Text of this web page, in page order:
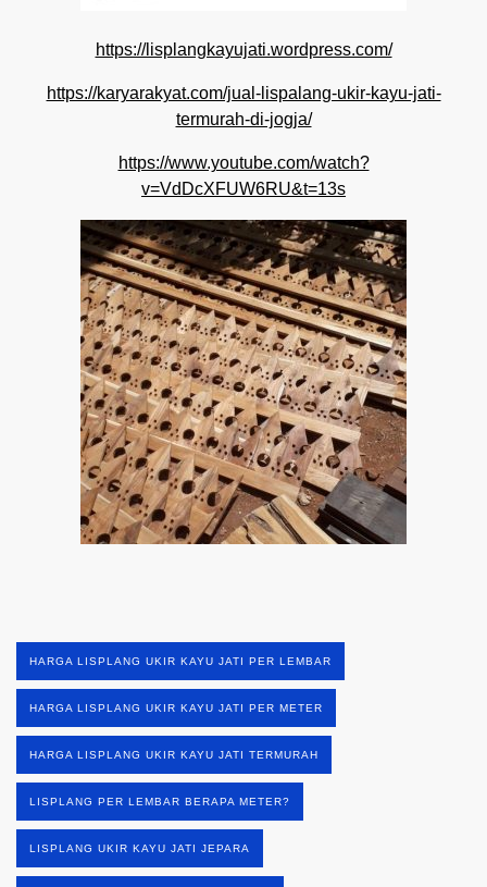
https://lisplangkayujati.wordpress.com/
https://karyarakyat.com/jual-lispalang-ukir-kayu-jati-
termurah-di-jogja/
https://www.youtube.com/watch?
v=VdDcXFUW6RU&t=13s
HARGA LISPLANG UKIR KAYU JATI PER LEMBAR
HARGA LISPLANG UKIR KAYU JATI PER METER
HARGA LISPLANG UKIR KAYU JATI TERMURAH
LISPLANG PER LEMBAR BERAPA METER?
LISPLANG UKIR KAYU JATI JEPARA